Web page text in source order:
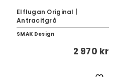
Elflugan Original |
Antracitgrå
SMAK Design
2 970 kr